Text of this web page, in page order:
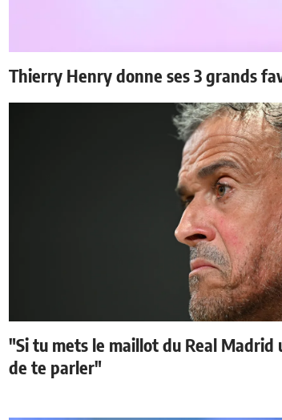
Thierry Henry donne ses 3 grands
"Si tu mets le maillot du Real Madrid
de te parler"